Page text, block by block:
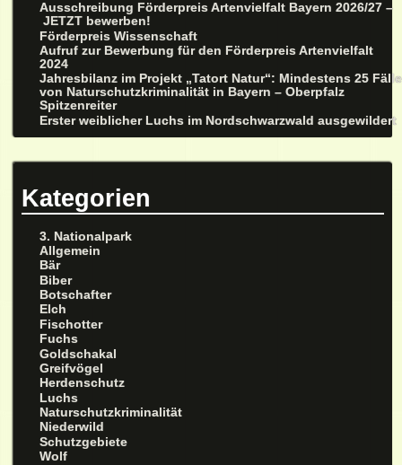
Ausschreibung Förderpreis Artenvielfalt Bayern 2026/27 –
JETZT bewerben!
Förderpreis Wissenschaft
Aufruf zur Bewerbung für den Förderpreis Artenvielfalt
2024
Jahresbilanz im Projekt „Tatort Natur“: Mindestens 25 Fälle
von Naturschutzkriminalität in Bayern – Oberpfalz
Spitzenreiter
Erster weiblicher Luchs im Nordschwarzwald ausgewildert
Kategorien
3. Nationalpark
Allgemein
Bär
Biber
Botschafter
Elch
Fischotter
Fuchs
Goldschakal
Greifvögel
Herdenschutz
Luchs
Naturschutzkriminalität
Niederwild
Schutzgebiete
Wolf